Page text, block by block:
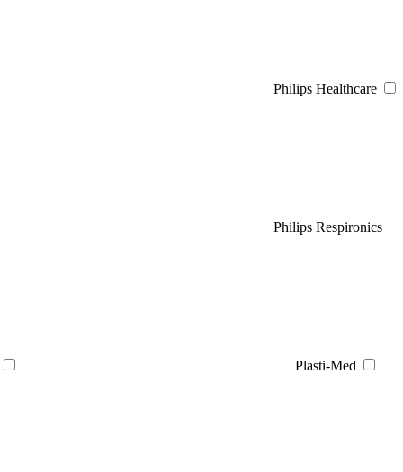
Philips Healthcare
Philips Respironics
Plasti-Med